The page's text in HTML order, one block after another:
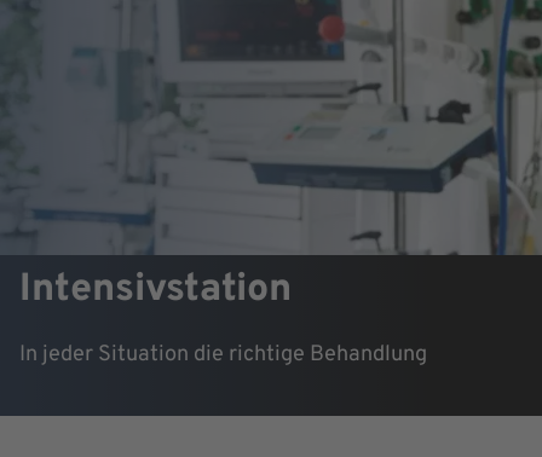
Intensivstation
In jeder Situation die richtige Behandlung